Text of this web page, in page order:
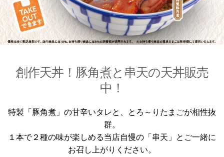
創作天丼！豚角煮と串天の天丼販売
中！
特製「豚角煮」の甘辛いタレと、とろ～りたまごが相性抜
群。
１本で２種の味が楽しめる当店自慢の「串天」とご一緒に
お召し上がりください。